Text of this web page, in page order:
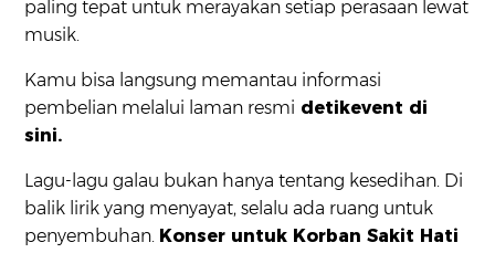
paling tepat untuk merayakan setiap perasaan lewat
musik.
Kamu bisa langsung memantau informasi
pembelian melalui laman resmi detikevent di
sini.
Lagu-lagu galau bukan hanya tentang kesedihan. Di
balik lirik yang menyayat, selalu ada ruang untuk
penyembuhan. Konser untuk Korban Sakit Hati